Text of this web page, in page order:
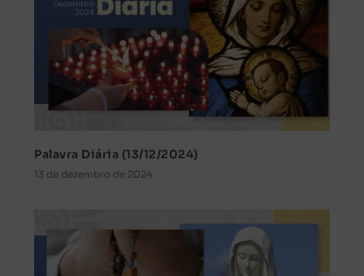
Palavra Diária (13/12/2024)
13 de dezembro de 2024